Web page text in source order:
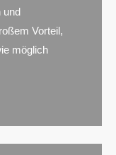
und
Vorteil,
möglich